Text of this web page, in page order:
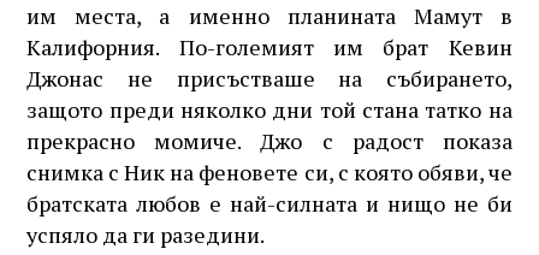
им места, а именно планината Мамут в
Калифорния. По-големият им брат Кевин
Джонас не присъстваше на събирането,
защото преди няколко дни той стана татко на
прекрасно момиче. Джо с радост показа
снимка с Ник на феновете си, с която обяви, че
братската любов е най-силната и нищо не би
успяло да ги разедини.